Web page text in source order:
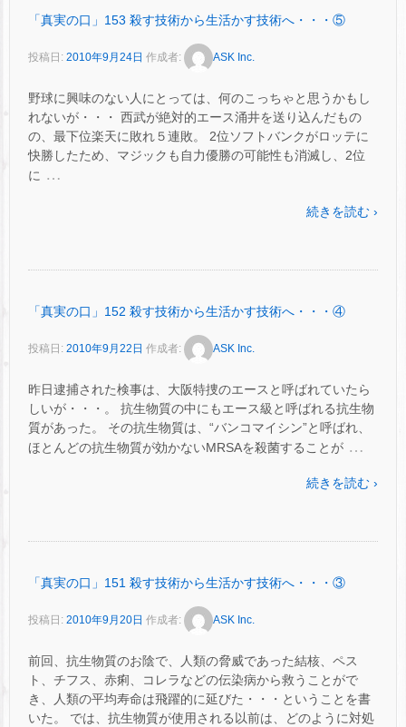
「真実の口」153 殺す技術から生活かす技術へ・・・⑤
投稿日: 2010年9月24日 作成者: ASK Inc.
野球に興味のない人にとっては、何のこっちゃと思うかもし
れないが・・・ 西武が絶対的エース涌井を送り込んだもの
の、最下位楽天に敗れ５連敗。 2位ソフトバンクがロッテに
快勝したため、マジックも自力優勝の可能性も消滅し、2位
に …
続きを読む ›
「真実の口」152 殺す技術から生活かす技術へ・・・④
投稿日: 2010年9月22日 作成者: ASK Inc.
昨日逮捕された検事は、大阪特捜のエースと呼ばれていたら
しいが・・・。 抗生物質の中にもエース級と呼ばれる抗生物
質があった。 その抗生物質は、“バンコマイシン”と呼ばれ、
ほとんどの抗生物質が効かないMRSAを殺菌することが …
続きを読む ›
「真実の口」151 殺す技術から生活かす技術へ・・・③
投稿日: 2010年9月20日 作成者: ASK Inc.
前回、抗生物質のお陰で、人類の脅威であった結核、ペス
ト、チフス、赤痢、コレラなどの伝染病から救うことがで
き、人類の平均寿命は飛躍的に延びた・・・ということを書
いた。 では、抗生物質が使用される以前は、どのように対処